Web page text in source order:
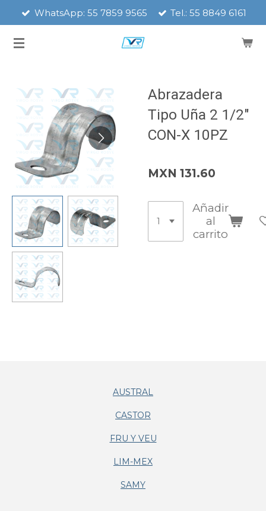
contenido
WhatsApp: 55 7859 9565 Tel.: 55 8849 6161
Abrazadera
Tipo Uña 2 1/2"
CON-X 10PZ
MXN 131.60
Añadir
al
carrito
AUSTRAL
CASTOR
FRU Y VEU
LIM-MEX
SAMY